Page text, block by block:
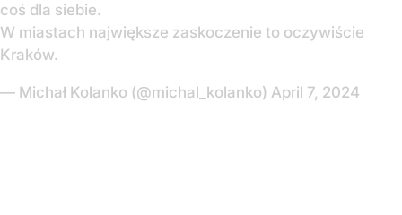
coś dla siebie.
W miastach największe zaskoczenie to oczywiście
Kraków.
— Michał Kolanko (@michal_kolanko) April 7, 2024